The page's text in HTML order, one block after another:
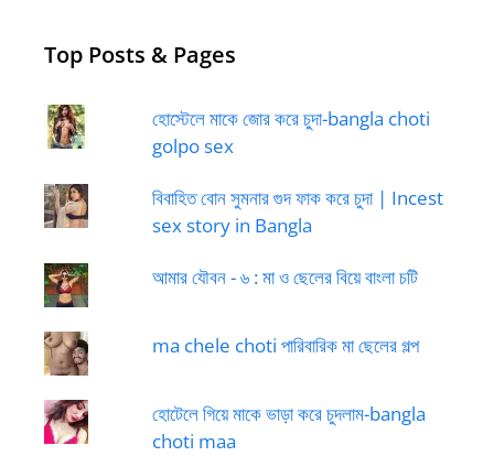
Top Posts & Pages
হোস্টেলে মাকে জোর করে চুদা-bangla choti
golpo sex
বিবাহিত বোন সুমনার গুদ ফাক করে চুদা | Incest
sex story in Bangla
আমার যৌবন - ৬ : মা ও ছেলের বিয়ে বাংলা চটি
ma chele choti পারিবারিক মা ছেলের গল্প
হোটেলে গিয়ে মাকে ভাড়া করে চুদলাম-bangla
choti maa